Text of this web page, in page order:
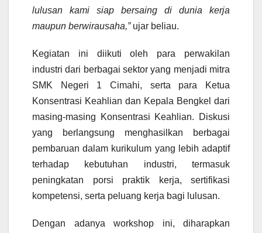
lulusan kami siap bersaing di dunia kerja
maupun berwirausaha,”ujar beliau.
Kegiatan ini diikuti oleh para perwakilan
industri dari berbagai sektor yang menjadi mitra
SMK Negeri 1 Cimahi, serta para Ketua
Konsentrasi Keahlian dan Kepala Bengkel dari
masing-masing Konsentrasi Keahlian. Diskusi
yang berlangsung menghasilkan berbagai
pembaruan dalam kurikulum yang lebih adaptif
terhadap kebutuhan industri, termasuk
peningkatan porsi praktik kerja, sertifikasi
kompetensi, serta peluang kerja bagi lulusan.
Dengan adanya workshop ini, diharapkan